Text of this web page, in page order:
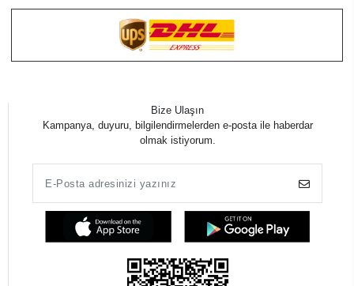
Bize Ulaşın
Kampanya, duyuru, bilgilendirmelerden e-posta ile haberdar
olmak istiyorum.